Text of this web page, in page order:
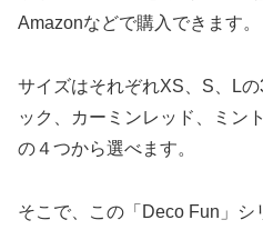
Amazonなどで購入できます。
サイズはそれぞれXS、S、Lの
ック、カーミンレッド、ミン
の４つから選べます。
そこで、この「Deco Fun」シ